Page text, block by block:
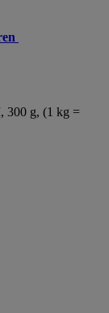
300 g, (1 kg =